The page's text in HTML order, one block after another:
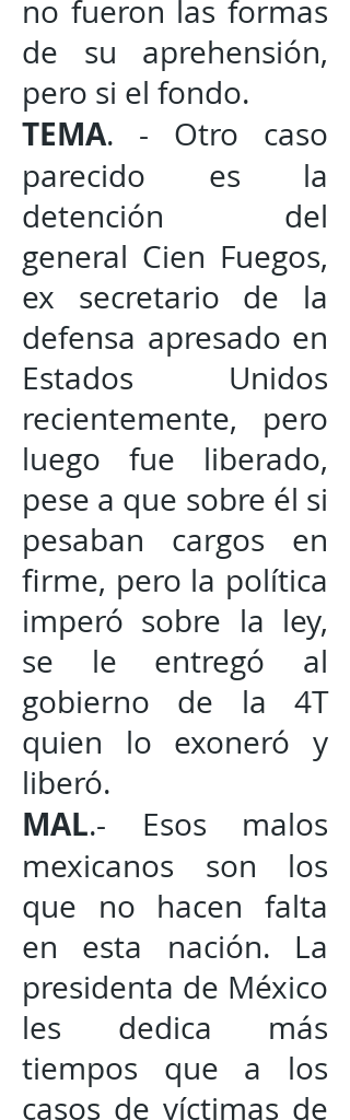
no fueron las formas
de su aprehensión,
pero si el fondo.
TEMA. - Otro caso
parecido es la
detención del
general Cien Fuegos,
ex secretario de la
defensa apresado en
Estados Unidos
recientemente, pero
luego fue liberado,
pese a que sobre él si
pesaban cargos en
firme, pero la política
imperó sobre la ley,
se le entregó al
gobierno de la 4T
quien lo exoneró y
liberó.
MAL.- Esos malos
mexicanos son los
que no hacen falta
en esta nación. La
presidenta de México
les dedica más
tiempos que a los
casos de víctimas de